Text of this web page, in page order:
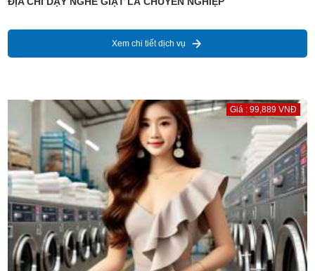
Xem chi tiết dịch vụ
Giá : 99,889 VNĐ